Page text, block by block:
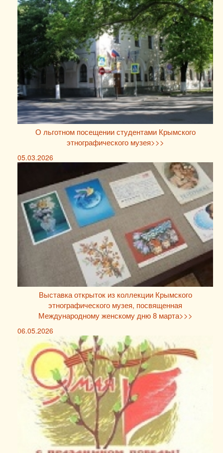
О льготном посещении студентами Крымского
этнографического музея>>>
05.03.2026
Выставка открыток из коллекции Крымского
этнографического музея, посвященная
Международному женскому дню 8 марта>>>
06.05.2026